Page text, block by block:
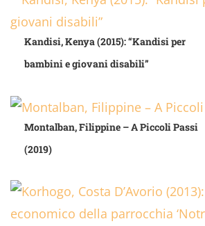
Kandisi, Kenya (2015): “Kandisi per
bambini e giovani disabili”
Montalban, Filippine – A Piccoli Passi
(2019)